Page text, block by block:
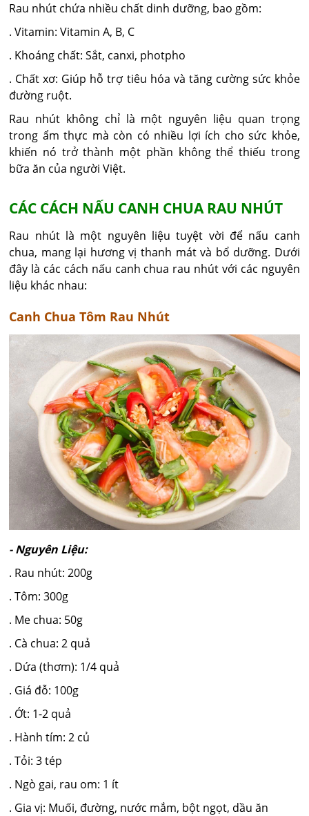
Rau nhút chứa nhiều chất dinh dưỡng, bao gồm:
. Vitamin: Vitamin A, B, C
. Khoáng chất: Sắt, canxi, photpho
. Chất xơ: Giúp hỗ trợ tiêu hóa và tăng cường sức khỏe
đường ruột.
Rau nhút không chỉ là một nguyên liệu quan trọng
trong ẩm thực mà còn có nhiều lợi ích cho sức khỏe,
khiến nó trở thành một phần không thể thiếu trong
bữa ăn của người Việt.
CÁC CÁCH NẤU CANH CHUA RAU NHÚT
Rau nhút là một nguyên liệu tuyệt vời để nấu canh
chua, mang lại hương vị thanh mát và bổ dưỡng. Dưới
đây là các cách nấu canh chua rau nhút với các nguyên
liệu khác nhau:
Canh Chua Tôm Rau Nhút
- Nguyên Liệu:
. Rau nhút: 200g
. Tôm: 300g
. Me chua: 50g
. Cà chua: 2 quả
. Dứa (thơm): 1/4 quả
. Giá đỗ: 100g
. Ớt: 1-2 quả
. Hành tím: 2 củ
. Tỏi: 3 tép
. Ngò gai, rau om: 1 ít
. Gia vị: Muối, đường, nước mắm, bột ngọt, dầu ăn